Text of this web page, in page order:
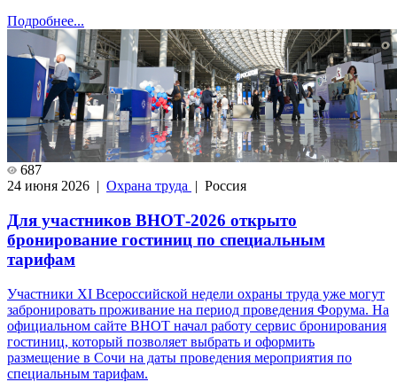
Подробнее...
687
24 июня 2026 | Охрана труда | Россия
Для участников ВНОТ-2026 открыто
бронирование гостиниц по специальным
тарифам
Участники XI Всероссийской недели охраны труда уже могут
забронировать проживание на период проведения Форума. На
официальном сайте ВНОТ начал работу сервис бронирования
гостиниц, который позволяет выбрать и оформить
размещение в Сочи на даты проведения мероприятия по
специальным тарифам.